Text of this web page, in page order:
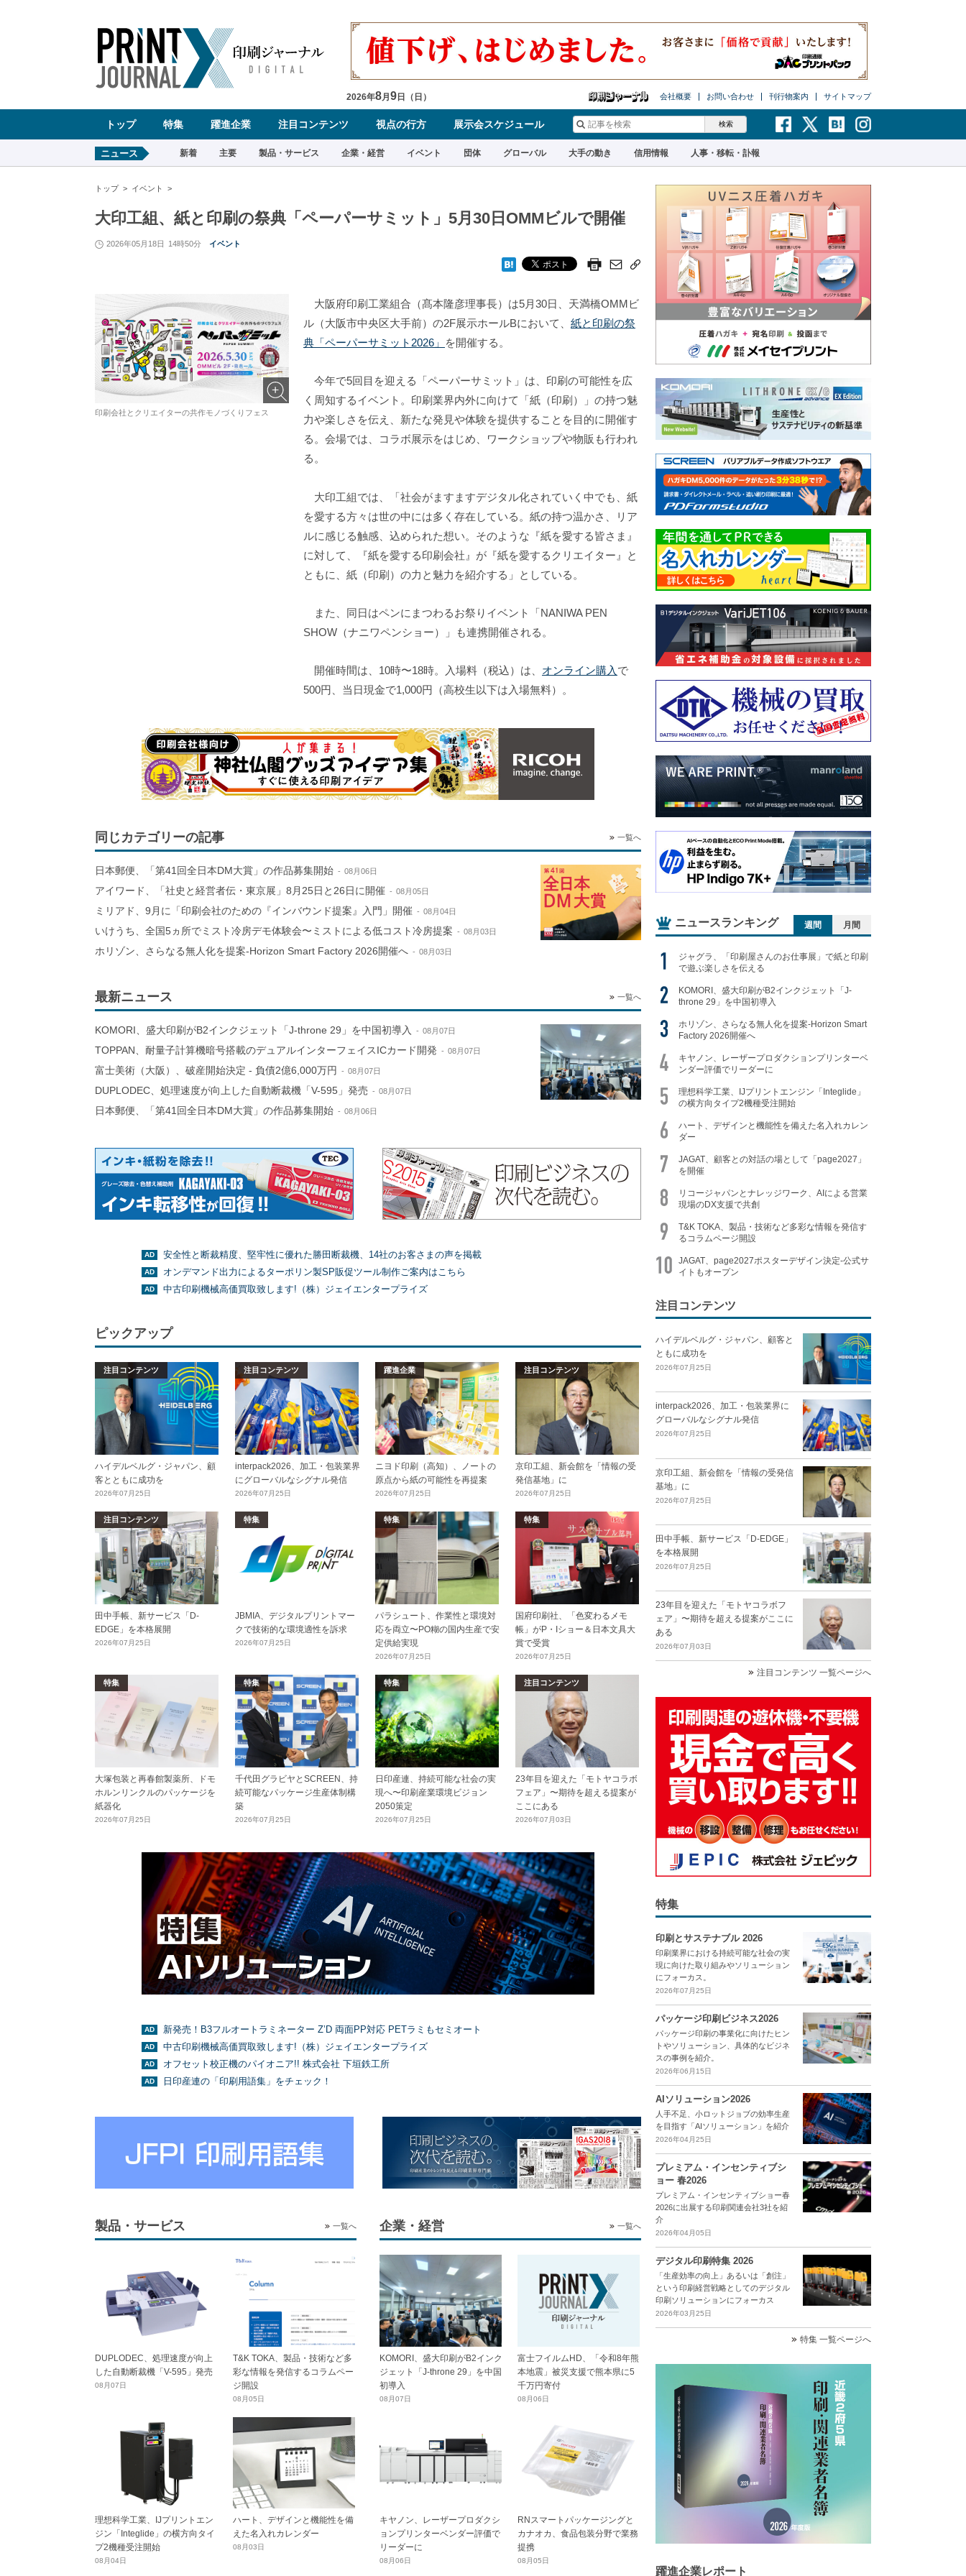
ア
ゲ
ン
2026年8月 9 日（ 日 ） 会社概要 お問い合わせ 刊行物案内 サイトマップ
トップ 特集 躍進企業 注目コンテンツ 視点の行方 展示会スケジュール
ニュース 新着 主要 製品・サービス 企業・経営 イベント 団体 グローバル 大手の動き 信用情報 人事・移転・訃報
トップ イベント
大印工組、紙と印刷の祭典「ペーパーサミット」5月30日OMMビルで開催
2026年05月18日 14時50分 イベント
印刷会社とクリエイターの共作モノづくりフェス
大阪府印刷工業組合（髙本隆彦理事長）は5月30日、天満橋OMMビ
ル（大阪市中央区大手前）の2F展示ホールBにおいて、 紙と印刷の祭
典「ペーパーサミット2026」
を開催する。
今年で5回目を迎える「ペーパーサミット」は、印刷の可能性を広
く周知するイベント。印刷業界内外に向けて「紙（印刷）」の持つ魅
力や楽しさを伝え、新たな発見や体験を提供することを目的に開催す
る。会場では、コラボ展示をはじめ、ワークショップや物販も行われ
る。
大印工組では、「社会がますますデジタル化されていく中でも、紙
を愛する方々は世の中には多く存在している。紙の持つ温かさ、リア
ルに感じる触感、込められた想い。そのような『紙を愛する皆さま』
に対して、『紙を愛する印刷会社』が『紙を愛するクリエイター』と
ともに、紙（印刷）の力と魅力を紹介する」としている。
また、同日はペンにまつわるお祭りイベント「NANIWA PEN
SHOW（ナニワペンショー）」も連携開催される。
開催時間は、10時〜18時。入場料（税込）は、 オンライン購入 で
500円、当日現金で1,000円（高校生以下は入場無料）。
同じカテゴリーの記事 一覧へ
日本郵便、「第41回全日本DM大賞」の作品募集開始 08月06日
アイワード、「社史と経営者伝・東京展」8月25日と26日に開催 08月05日
ミリアド、9月に「印刷会社のための『インバウンド提案』入門」開催 08月04日
いけうち、全国5ヵ所でミスト冷房デモ体験会〜ミストによる低コスト冷房提案 08月03日
ホリゾン、さらなる無人化を提案-Horizon Smart Factory 2026開催へ 08月03日
最新ニュース 一覧へ
KOMORI、盛大印刷がB2インクジェット「J-throne 29」を中国初導入 08月07日
TOPPAN、耐量子計算機暗号搭載のデュアルインターフェイスICカード開発 08月07日
富士美術（大阪）、破産開始決定 - 負債2億6,000万円 08月07日
DUPLODEC、処理速度が向上した自動断裁機「V-595」発売 08月07日
日本郵便、「第41回全日本DM大賞」の作品募集開始 08月06日
安全性と断裁精度、堅牢性に優れた勝田断裁機、14社のお客さまの声を掲載
オンデマンド出力によるターポリン製SP販促ツール制作ご案内はこちら
中古印刷機械高価買取致します!（株）ジェイエンタープライズ
ピックアップ
注目コンテンツ
ハイデルベルグ・ジャパン、顧
客とともに成功を
2026年07月25日
注目コンテンツ
interpack2026、加工・包装業界
にグローバルなシグナル発信
2026年07月25日
躍進企業
ニヨド印刷（高知）、ノートの
原点から紙の可能性を再提案
2026年07月25日
注目コンテンツ
京印工組、新会館を「情報の受
発信基地」に
2026年07月25日
注目コンテンツ
田中手帳、新サービス「D-
EDGE」を本格展開
2026年07月25日
特集
JBMIA、デジタルプリントマー
クで技術的な環境適性を訴求
2026年07月25日
特集
パラシュート、作業性と環境対
応を両立〜PO糊の国内生産で安
定供給実現
2026年07月25日
特集
国府印刷社、「色変わるメモ
帳」がP・Iショー＆日本文具大
賞で受賞
2026年07月25日
特集
大塚包装と再春館製薬所、ドモ
ホルンリンクルのパッケージを
紙器化
2026年07月25日
特集
千代田グラビヤとSCREEN、持
続可能なパッケージ生産体制構
築
2026年07月25日
特集
日印産連、持続可能な社会の実
現へ〜印刷産業環境ビジョン
2050策定
2026年07月25日
注目コンテンツ
23年目を迎えた「モトヤコラボ
フェア」〜期待を超える提案が
ここにある
2026年07月03日
新発売！B3フルオートラミネーター Z’D 両面PP対応 PETラミもセミオート
中古印刷機械高価買取致します!（株）ジェイエンタープライズ
オフセット校正機のパイオニア!! 株式会社 下垣鉄工所
日印産連の「印刷用語集」をチェック！
製品・サービス 一覧へ
DUPLODEC、処理速度が向上
した自動断裁機「V-595」発売
08月07日
T&K TOKA、製品・技術など多
彩な情報を発信するコラムペー
ジ開設
08月05日
理想科学工業、IJプリントエン
ジン「Integlide」の横方向タイ
プ2機種受注開始
08月04日
ハート、デザインと機能性を備
えた名入れカレンダー
08月03日
企業・経営 一覧へ
KOMORI、盛大印刷がB2インク
ジェット「J-throne 29」を中国
初導入
08月07日
富士フイルムHD、「令和8年熊
本地震」被災支援で熊本県に5
千万円寄付
08月06日
キヤノン、レーザープロダクシ
ョンプリンターベンダー評価で
リーダーに
08月06日
RNスマートパッケージングと
カナオカ、食品包装分野で業務
提携
08月05日
ニュースランキング 週間 月間
ジャグラ、「印刷屋さんのお仕事展」で紙と印刷
で遊ぶ楽しさを伝える
KOMORI、盛大印刷がB2インクジェット「J-
throne 29」を中国初導入
ホリゾン、さらなる無人化を提案-Horizon Smart
Factory 2026開催へ
キヤノン、レーザープロダクションプリンターベ
ンダー評価でリーダーに
理想科学工業、IJプリントエンジン「Integlide」
の横方向タイプ2機種受注開始
ハート、デザインと機能性を備えた名入れカレン
ダー
JAGAT、顧客との対話の場として「page2027」
を開催
リコージャパンとナレッジワーク、AIによる営業
現場のDX支援で共創
T&K TOKA、製品・技術など多彩な情報を発信す
るコラムページ開設
JAGAT、page2027ポスターデザイン決定-公式サ
イトもオープン
注目コンテンツ
ハイデルベルグ・ジャパン、顧客と
ともに成功を
2026年07月25日
interpack2026、加工・包装業界に
グローバルなシグナル発信
2026年07月25日
京印工組、新会館を「情報の受発信
基地」に
2026年07月25日
田中手帳、新サービス「D-EDGE」
を本格展開
2026年07月25日
23年目を迎えた「モトヤコラボフ
ェア」〜期待を超える提案がここに
ある
2026年07月03日
注目コンテンツ 一覧ページへ
特集
印刷とサステナブル 2026
印刷業界における持続可能な社会の実
現に向けた取り組みやソリューション
にフォーカス。
2026年07月25日
パッケージ印刷ビジネス2026
パッケージ印刷の事業化に向けたヒン
トやソリューション、具体的なビジネ
スの事例を紹介。
2026年06月15日
AIソリューション2026
人手不足、小ロットジョブの効率生産
を目指す「AIソリューション」を紹介
2026年04月25日
プレミアム・インセンティブシ
ョー 春2026
プレミアム・インセンティブショー春
2026に出展する印刷関連会社3社を紹
介
2026年04月05日
デジタル印刷特集 2026
「生産効率の向上」あるいは「創注」
という印刷経営戦略としてのデジタル
印刷ソリューションにフォーカス
2026年03月25日
特集 一覧ページへ
躍進企業レポート